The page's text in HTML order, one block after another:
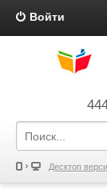
Войти
Десктоп